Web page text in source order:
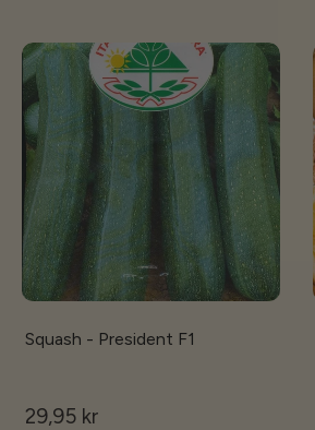
Squash - President F1
29,95 kr